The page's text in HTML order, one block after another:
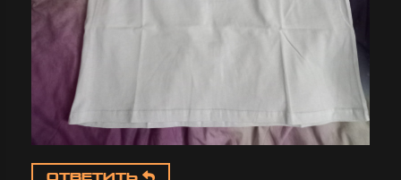
ОТВЕТИТЬ